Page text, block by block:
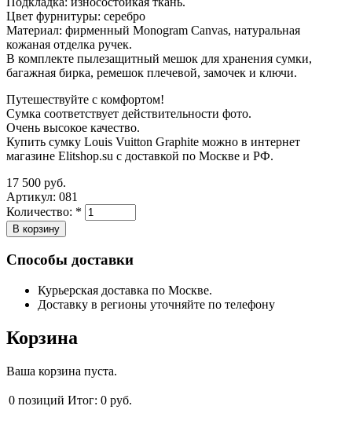
Цвет фурнитуры: серебро
Материал: фирменный Monogram Canvas, натуральная
кожаная отделка ручек.
В комплекте пылезащитный мешок для хранения сумки,
багажная бирка, ремешок плечевой, замочек и ключи.
Путешествуйте с комфортом!
Сумка соответствует действительности фото.
Очень высокое качество.
Купить сумку Louis Vuitton Graphite можно в интернет
магазине Elitshop.su с доставкой по Москве и РФ.
17 500 руб.
Артикул: 081
Количество: *
Способы доставки
Курьерская доставка по Москве.
Доставку в регионы уточняйте по телефону
Корзина
Ваша корзина пуста.
0 позиций Итог: 0 руб.